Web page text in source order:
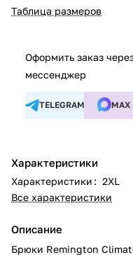
Таблица размеров
Оформить заказ
мессенджер
TELEGRAM MAX
Характеристики
Характеристики : 2XL
Все характеристики
Описание
Брюки Remington